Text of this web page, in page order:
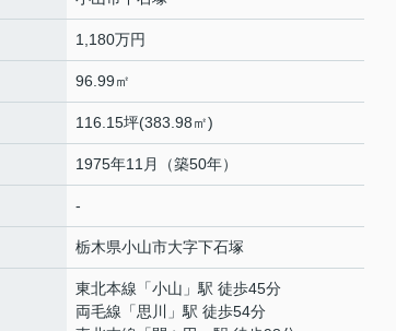
1,180万円
96.99㎡
116.15坪(383.98㎡)
1975年11月（築50年）
-
栃木県小山市大字下石塚
東北本線 「小山 」駅 徒歩45分
両毛線 「思川
」駅 徒歩54分